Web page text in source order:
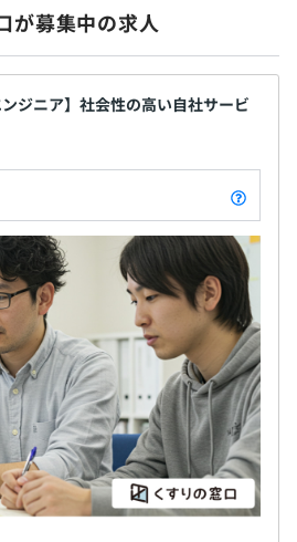
、Python、HTML、Javacript、
MySQL、Aurora）、Amazon
（on Amazon RedShift）
振り返りによる評価で決まりま
ラシー（実力主義）を理念とし
人事制度を徹底しています。今ま
ありません）
が募集中の求人
ジニア】社会性の高い自社サービ